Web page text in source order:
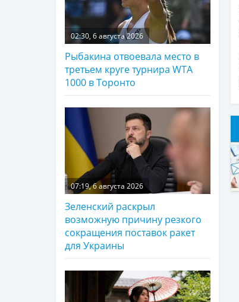
02:30, 6 августа 2026
Рыбакина отвоевала место в
третьем круге турнира WTA
1000 в Торонто
07:19, 6 августа 2026
Зеленский раскрыл
возможную причину резкого
сокращения поставок ракет
для Украины